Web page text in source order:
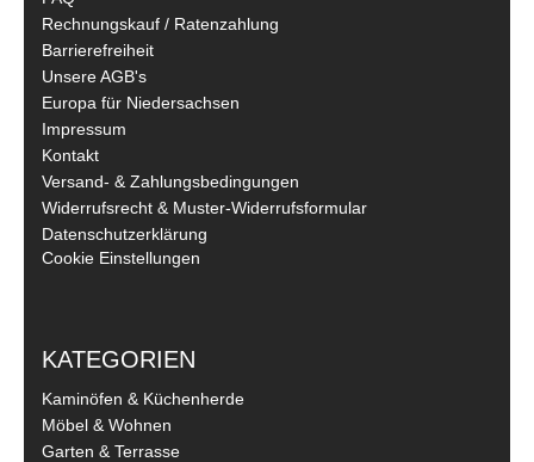
Rechnungskauf / Ratenzahlung
Barrierefreiheit
Unsere AGB's
Europa für Niedersachsen
Impressum
Kontakt
Versand- & Zahlungsbedingungen
Widerrufsrecht & Muster-Widerrufsformular
Datenschutzerklärung
Cookie Einstellungen
KATEGORIEN
Kaminöfen & Küchenherde
Möbel & Wohnen
Garten & Terrasse